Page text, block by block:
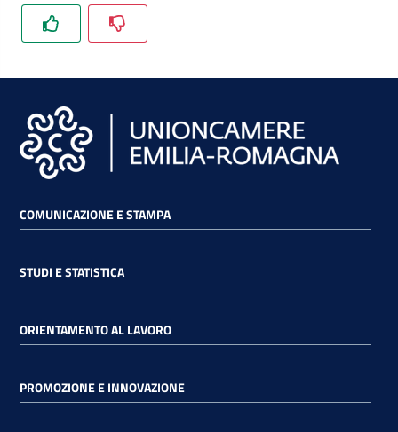
Chi
RSS
su
COMUNICAZIONE E STAMPA
STUDI E STATISTICA
ORIENTAMENTO AL LAVORO
PROMOZIONE E INNOVAZIONE